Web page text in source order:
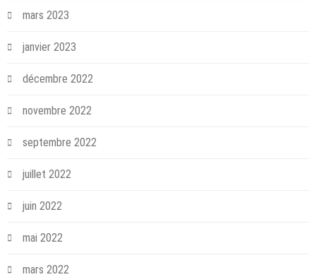
mars 2023
janvier 2023
décembre 2022
novembre 2022
septembre 2022
juillet 2022
juin 2022
mai 2022
mars 2022